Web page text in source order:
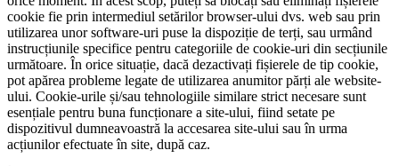
cookie fie prin intermediul setărilor browser-ului dvs. web sau prin
utilizarea unor software-uri puse la dispoziție de terți, sau urmând
instrucțiunile specifice pentru categoriile de cookie-uri din secțiunile
următoare. În orice situație, dacă dezactivați fișierele de tip cookie,
pot apărea probleme legate de utilizarea anumitor părți ale website-
ului. Cookie-urile și/sau tehnologiile similare strict necesare sunt
esențiale pentru buna funcționare a site-ului, fiind setate pe
dispozitivul dumneavoastră la accesarea site-ului sau în urma
acțiunilor efectuate în site, după caz.